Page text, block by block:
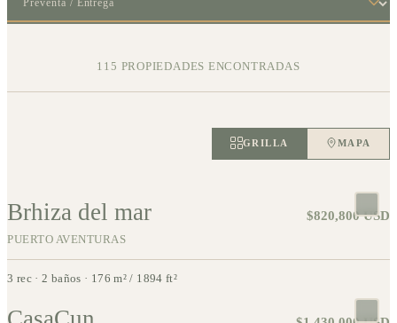
115 PROPIEDADES ENCONTRADAS
GRILLA MAPA
APARTMENT
Brhiza del mar $820,800 USD
PUERTO AVENTURAS
3 rec · 2 baños · 176 m² / 1894 ft²
APARTMENT